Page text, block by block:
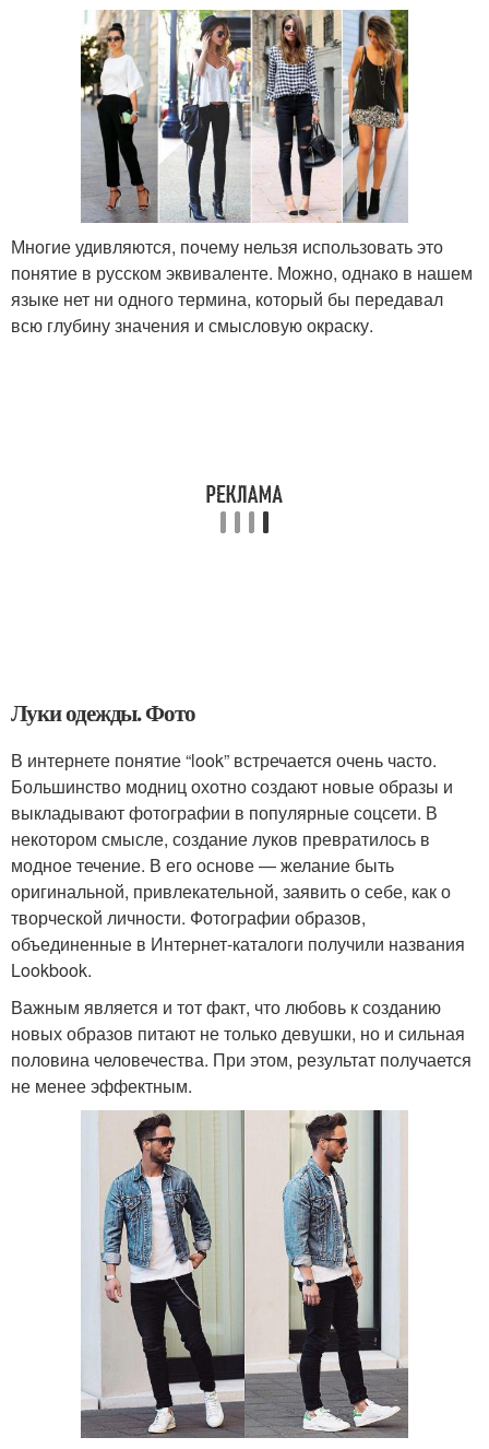
Многие удивляются, почему нельзя использовать это
понятие в русском эквиваленте. Можно, однако в нашем
языке нет ни одного термина, который бы передавал
всю глубину значения и смысловую окраску.
Луки одежды. Фото
В интернете понятие “look” встречается очень часто.
Большинство модниц охотно создают новые образы и
выкладывают фотографии в популярные соцсети. В
некотором смысле, создание луков превратилось в
модное течение. В его основе — желание быть
оригинальной, привлекательной, заявить о себе, как о
творческой личности. Фотографии образов,
объединенные в Интернет-каталоги получили названия
Lookbook.
Важным является и тот факт, что любовь к созданию
новых образов питают не только девушки, но и сильная
половина человечества. При этом, результат получается
не менее эффектным.